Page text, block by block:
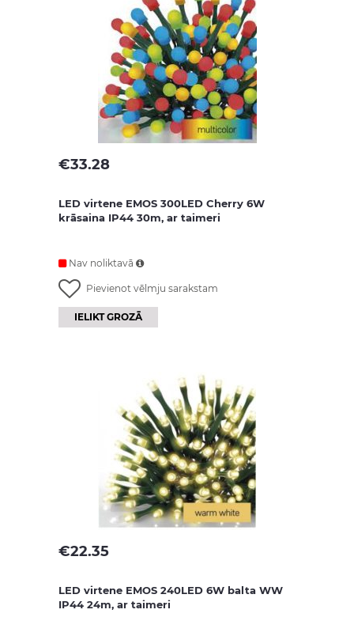
€33.28
LED virtene EMOS 300LED Cherry 6W
krāsaina IP44 30m, ar taimeri
Nav noliktavā
Pievienot vēlmju sarakstam
IELIKT GROZĀ
€22.35
LED virtene EMOS 240LED 6W balta WW
IP44 24m, ar taimeri